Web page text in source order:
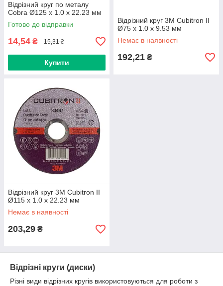
Відрізний круг по металу
Cobra Ø125 х 1.0 х 22.23 мм
Готово до відправки
14,54 ₴ 15,31 ₴
Купити
Відрізний круг 3M Cubitron II
Ø75 х 1.0 х 9.53 мм
Немає в наявності
192,21 ₴
Відрізний круг 3M Cubitron II
Ø115 х 1.0 х 22.23 мм
Немає в наявності
203,29 ₴
Відрізні круги (диски)
Різні види відрізних кругів використовуються для роботи з